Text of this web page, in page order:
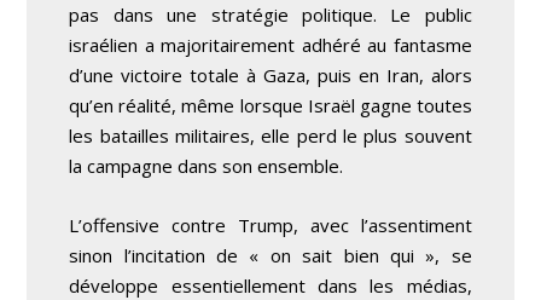
pas dans une stratégie politique. Le public
israélien a majoritairement adhéré au fantasme
d’une victoire totale à Gaza, puis en Iran, alors
qu’en réalité, même lorsque Israël gagne toutes
les batailles militaires, elle perd le plus souvent
la campagne dans son ensemble.
L’offensive contre Trump, avec l’assentiment
sinon l’incitation de « on sait bien qui », se
développe essentiellement dans les médias,